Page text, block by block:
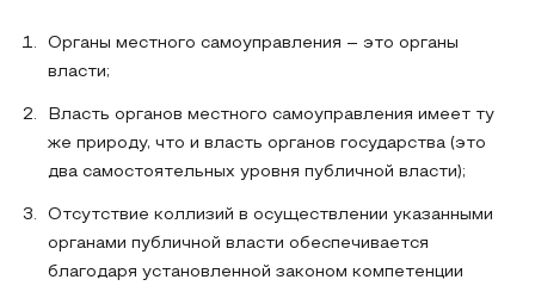
Органы местного самоуправления – это органы
власти;
Власть органов местного самоуправления имеет ту
же природу, что и власть органов государства (это
два самостоятельных уровня публичной власти);
Отсутствие коллизий в осуществлении указанными
органами публичной власти обеспечивается
благодаря установленной законом компетенции